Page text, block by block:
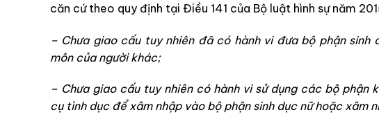
căn cứ theo quy định tại Điều 141 của Bộ luật hình sự năm
– Chưa giao cấu tuy nhiên đã có hành vi đưa bộ phận sinh
môn của người khác;
– Chưa giao cấu tuy nhiên có hành vi sử dụng các bộ
cụ tình dục để xâm nhập vào bộ phận sinh dục nữ hoặc xâm